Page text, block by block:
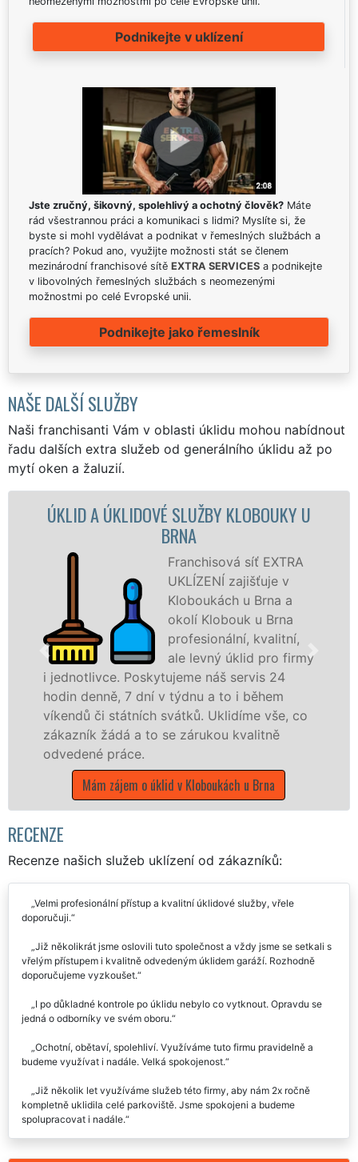
Podnikejte v uklízení
Jste zručný, šikovný, spolehlivý a ochotný člověk? Máte
rád všestrannou práci a komunikaci s lidmi? Myslíte si, že
byste si mohl vydělávat a podnikat v řemeslných službách a
pracích? Pokud ano, využijte možnosti stát se členem
mezinárodní franchisové sítě EXTRA SERVICES a podnikejte
v libovolných řemeslných službách s neomezenými
možnostmi po celé Evropské unii.
Podnikejte jako řemeslník
NAŠE DALŠÍ SLUŽBY
Naši franchisanti Vám v oblasti úklidu mohou nabídnout
řadu dalších extra služeb od generálního úklidu až po
mytí oken a žaluzií.
SLUŽBY KLOBOUKY U
Franchisová síť EXTRA
UKLÍZENÍ zajišťuje v
Kloboukách u Brna a
okolí Klobouk u Brna
profesionální, kvalitní,
ale levný úklid pro firmy
náš servis 24
dní v týdnu a to i během
svátků. Uklidíme vše, co
a to se zárukou kvalitně
o úklid v Kloboukách u Brna
služby
společnosti,
v celém
čistoty.
Mám zájem o
RECENZE
Recenze našich služeb uklízení od zákazníků:
Velmi profesionální přístup a kvalitní úklidové služby, vřele
doporučuji.
Již několikrát jsme oslovili tuto společnost a vždy jsme se setkali s
vřelým přístupem i kvalitně odvedeným úklidem garáží. Rozhodně
doporučujeme vyzkoušet.
I po důkladné kontrole po úklidu nebylo co vytknout. Opravdu se
jedná o odborníky ve svém oboru.
Ochotní, obětaví, spolehliví. Využíváme tuto firmu pravidelně a
budeme využívat i nadále. Velká spokojenost.
Již několik let využíváme služeb této firmy, aby nám 2x ročně
kompletně uklidila celé parkoviště. Jsme spokojeni a budeme
spolupracovat i nadále.